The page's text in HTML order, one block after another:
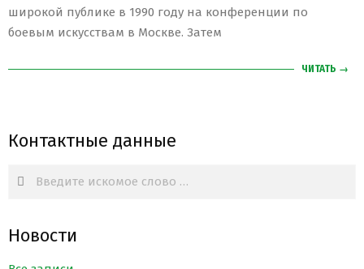
широкой публике в 1990 году на конференции по
боевым искусствам в Москве. Затем
ЧИТАТЬ →
Контактные данные
Новости